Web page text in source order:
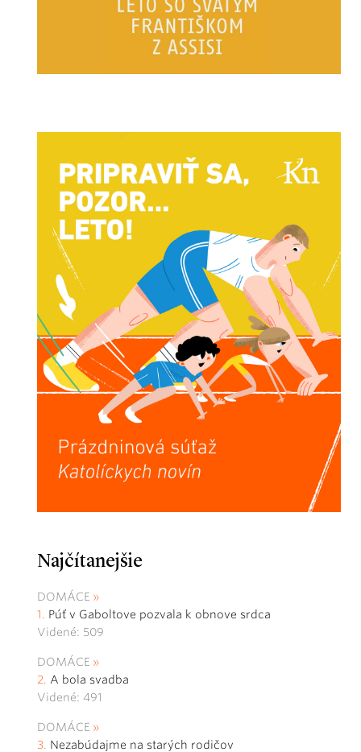
Najčítanejšie
DOMÁCE
Púť v Gaboltove pozvala k obnove srdca
Videné: 509
DOMÁCE
A bola svadba
Videné: 491
DOMÁCE
Nezabúdajme na starých rodičov